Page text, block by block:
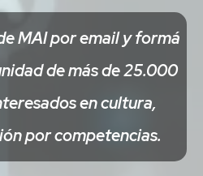
MAI por email y formá
de más de 25.000
en cultura,
por competencias.